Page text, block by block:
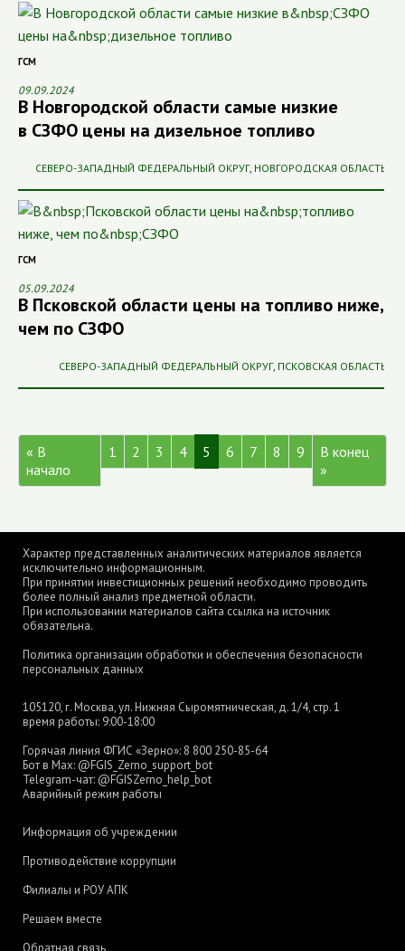
ГСМ
09.09.2024
В Новгородской области самые низкие
в СЗФО цены на дизельное топливо
СЕВЕРО-ЗАПАДНЫЙ ФЕДЕРАЛЬНЫЙ ОКРУГ, НОВГОРОДСКАЯ ОБЛАСТЬ
ГСМ
05.09.2024
В Псковской области цены на топливо ниже,
чем по СЗФО
СЕВЕРО-ЗАПАДНЫЙ ФЕДЕРАЛЬНЫЙ ОКРУГ, ПСКОВСКАЯ ОБЛАСТЬ
« В
начало
1 2 3 4 5 6 7 8 9
В конец
»
Характер представленных аналитических материалов является
исключительно информационным.
При принятии инвестиционных решений необходимо проводить
более полный анализ предметной области.
При использовании материалов сайта ссылка на источник
обязательна.
Политика организации обработки и обеспечения безопасности
персональных данных
105120, г. Москва, ул. Нижняя Сыромятническая, д. 1/4, стр. 1
время работы: 9:00-18:00
Горячая линия ФГИС «Зерно»: 8 800 250-85-64
Бот в Max: @FGIS_Zerno_support_bot
Telegram-чат: @FGISZerno_help_bot
Аварийный режим работы
Информация об учреждении
Противодействие коррупции
Филиалы и РОУ АПК
Решаем вместе
Обратная связь